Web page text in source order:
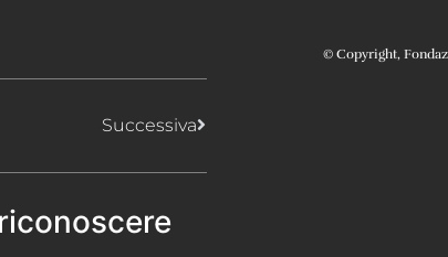
Successiva
© Copyright,